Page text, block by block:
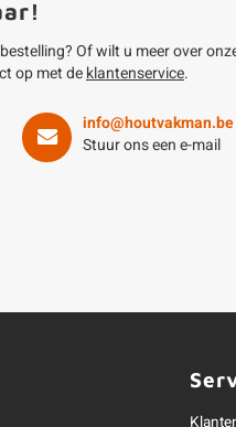
Of wilt u meer over
op met deklantenservice.
info@houtvakman.be
Stuur ons een e-mail